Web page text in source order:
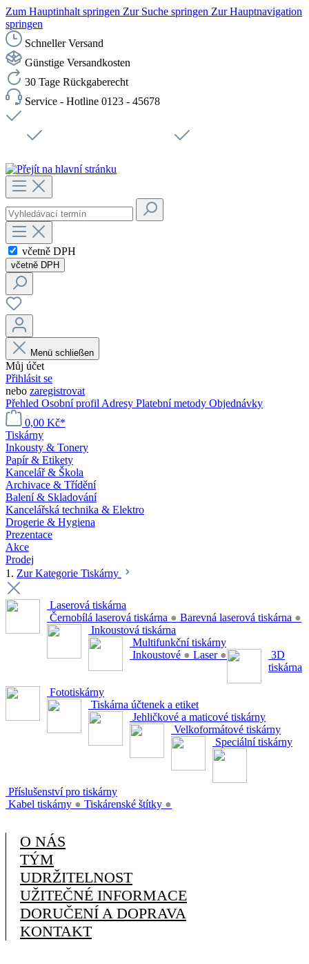
Zum Hauptinhalt springen Zur Suche springen Zur Hauptnavigation
springen
Schneller Versand
Günstige Versandkosten
30 Tage Rückgaberecht
Service - Hotline 0123 - 45678
včetně DPH
včetně DPH
Menü schließen
Můj účet
Přihlásit se
nebo zaregistrovat
Přehled Osobní profil Adresy Platební metody Objednávky
0,00 Kč*
Tiskárny
Inkousty & Tonery
Papír & Etikety
Kancelář & Škola
Archivace & Třídění
Balení & Skladování
Kancelářská technika & Elektro
Drogerie & Hygiena
Prezentace
Akce
Prodej
1. Zur Kategorie Tiskárny
Laserová tiskárna
Černobílá laserová tiskárna ● Barevná laserová tiskárna ●
Inkoustová tiskárna
Multifunkční tiskárny
Inkoustové ● Laser ●
3D
tiskárna
Fototiskárny
Tiskárna účtenek a etiket
Jehličkové a maticové tiskárny
Velkoformátové tiskárny
Speciální tiskárny
Příslušenství pro tiskárny
Kabel tiskárny ● Tiskárenské štítky ●
O NÁS
TÝM
UDRŽITELNOST
UŽITEČNÉ INFORMACE
DORUČENÍ A DOPRAVA
KONTAKT